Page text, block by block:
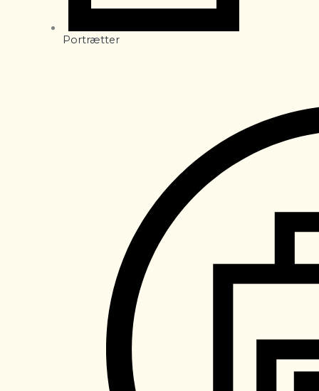
Portrætter